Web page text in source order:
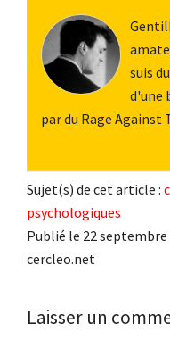
suis
d'une
par du Rage Against
Sujet(s) de cet article :
psychologiques
Publié le 22 septembre
cercleo.net
Interactions
Laisser un